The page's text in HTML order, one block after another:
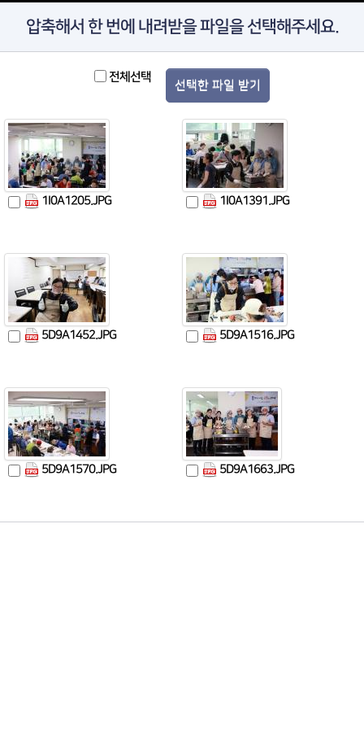
압축해서 한 번에 내려받을 파일을 선택해주세요.
전체선택
선택한 파일 받기
1I0A1205.JPG 1I0A1391.JPG
5D9A1452.JPG 5D9A1516.JPG
5D9A1570.JPG 5D9A1663.JPG